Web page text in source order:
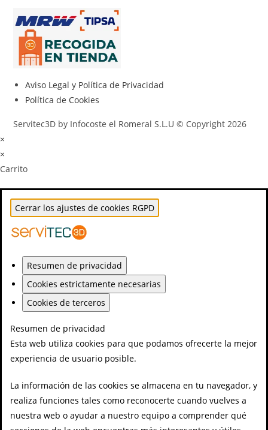
Aviso Legal y Política de Privacidad
Política de Cookies
Servitec3D by Infocoste el Romeral S.L.U © Copyright 2026
×
×
Carrito
Cerrar los ajustes de cookies RGPD
Resumen de privacidad
Cookies estrictamente necesarias
Cookies de terceros
Resumen de privacidad
Esta web utiliza cookies para que podamos ofrecerte la mejor
experiencia de usuario posible.
La información de las cookies se almacena en tu navegador, y
realiza funciones tales como reconocerte cuando vuelves a
nuestra web o ayudar a nuestro equipo a comprender qué